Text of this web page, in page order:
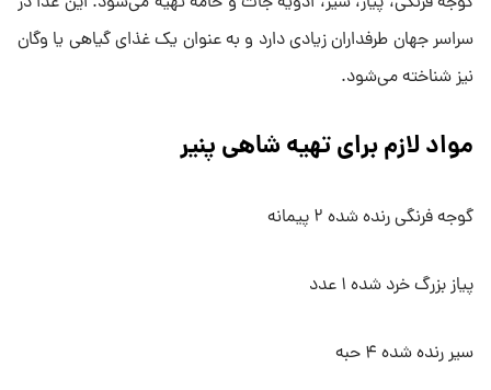
سراسر جهان طرفداران زیادی دارد و به عنوان یک غذای گیاهی یا وگان
نیز شناخته می‌شود.
مواد لازم برای تهیه شاهی پنیر
گوجه فرنگی رنده شده ۲ پیمانه
پیاز بزرگ خرد شده ۱ عدد
سیر رنده شده ۴ حبه